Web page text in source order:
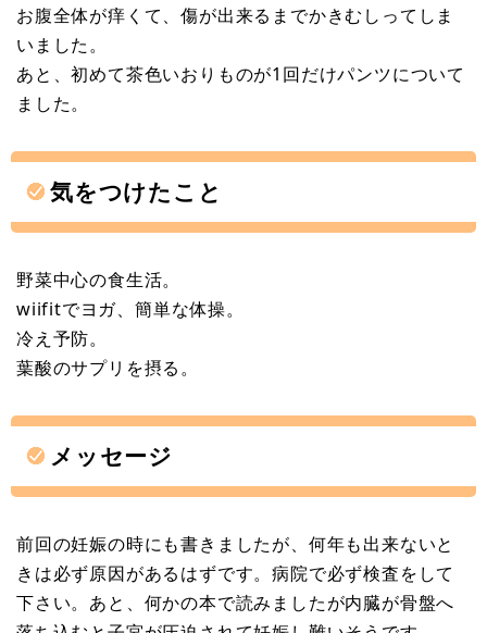
お腹全体が痒くて、傷が出来るまでかきむしってしま
いました。
あと、初めて茶色いおりものが1回だけパンツについて
ました。
気をつけたこと
野菜中心の食生活。
wiifitでヨガ、簡単な体操。
冷え予防。
葉酸のサプリを摂る。
メッセージ
前回の妊娠の時にも書きましたが、何年も出来ないと
きは必ず原因があるはずです。病院で必ず検査をして
下さい。あと、何かの本で読みましたが内臓が骨盤へ